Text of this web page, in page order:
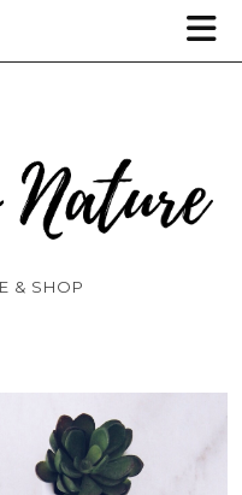
& SHOP